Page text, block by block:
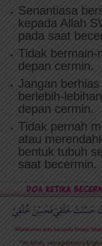
Senantiasa
kepada Allah
pada saat
Tidak bermain-
depan cermin.
Jangan berhias
berlebih-
depan cermin.
Tidak pernah
atau
bentuk tubuh
saat becermin.